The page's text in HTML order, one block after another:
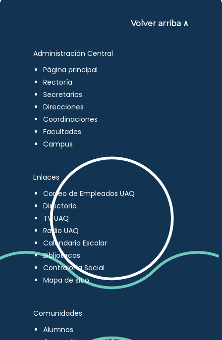
Volver arriba ∧
Administración Central
Página principal
Rectoría
Secretarios
Direcciones
Coordinaciones
Facultades
Campus
Enlaces
Correo de Empleados UAQ
Directorio
TV UAQ
Radio UAQ
Calendario Escolar
Bibliotecas
Contraloría Social
Mapa de sitio
Comunidades
Alumnos